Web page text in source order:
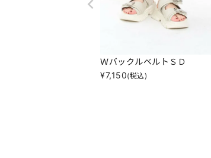
ＷバックルベルトＳＤ
¥7,150(税込)